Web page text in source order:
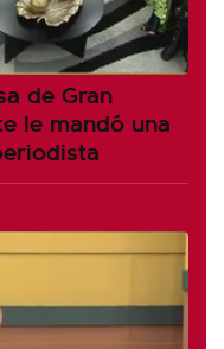
de Gran
le mandó una